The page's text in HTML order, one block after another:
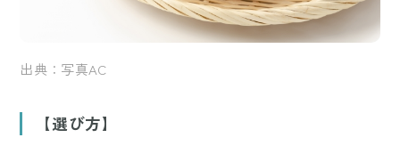
出典：写真AC
【選び方】